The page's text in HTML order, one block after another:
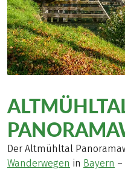
Der Altmühltal
Wanderwegen in Bayern